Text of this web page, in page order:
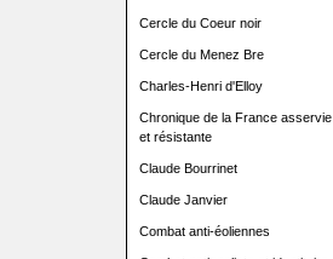
Cercle du Coeur noir
Cercle du Menez Bre
Charles-Henri d'Elloy
Chronique de la France asservie
et résistante
Claude Bourrinet
Claude Janvier
Combat anti-éoliennes